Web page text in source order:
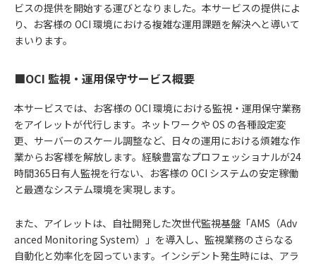
ビスの提供を開始する運びとなりました。本サービスの提供によ
り、お客様の OCI 環境における複雑な運用課題を解決へと導いて
まいります。
■OCI 監視・運用保守サービス概要
本サービスでは、お客様の OCI 環境における監視・運用保守業務
をアイレットが代行します。ネットワークや OS の各種設定変
更、サーバーのスケール調整など、日々の運用における煩雑な作
業からお客様を解放します。経験豊富なプロフェッショナルが24
時間365日有人監視を行ない、お客様の OCI システムの安定稼働
と最適なシステム環境を実現します。
また、アイレットは、自社開発した次世代監視基盤「AMS（Adv
anced Monitoring System）」を導入し、監視業務のさらなる
自動化と効率化を図っています。インシデント発生時には、アラ